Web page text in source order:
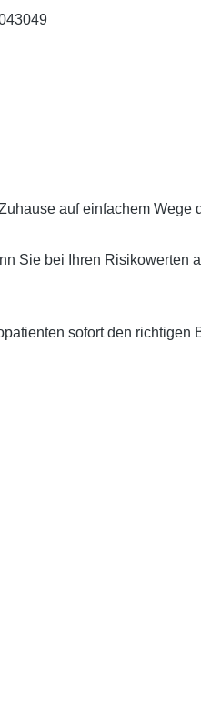
auf einfachem Wege
Sie bei Ihren Risikowerten
sofort den richtigen